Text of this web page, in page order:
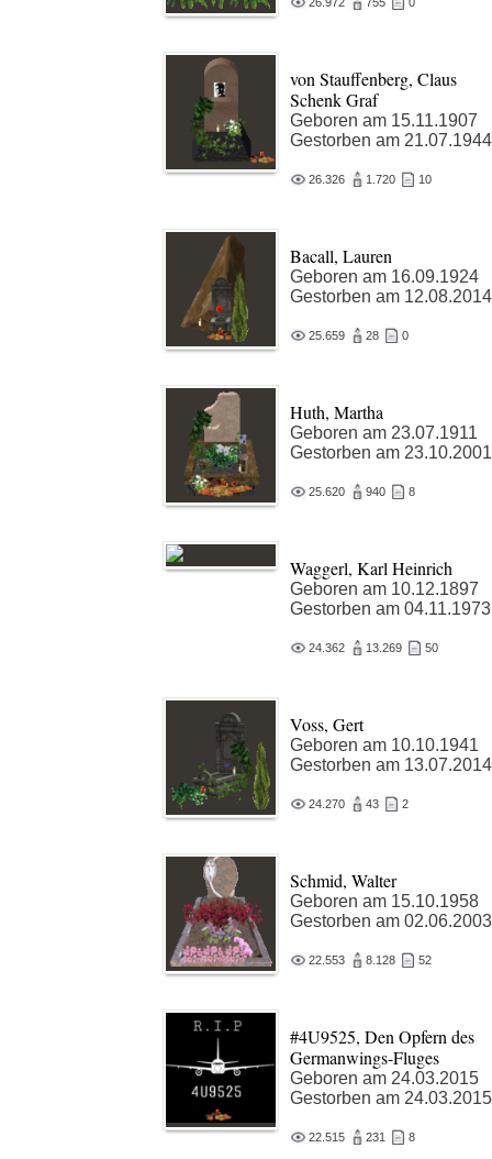
von Stauffenberg, Claus
Schenk Graf
Geboren am 15.11.1907
Gestorben am 21.07.1944
26.326 1.720 10
Bacall, Lauren
Geboren am 16.09.1924
Gestorben am 12.08.2014
25.659 28 0
Huth, Martha
Geboren am 23.07.1911
Gestorben am 23.10.2001
25.620 940 8
Waggerl, Karl Heinrich
Geboren am 10.12.1897
Gestorben am 04.11.1973
24.362 13.269 50
Voss, Gert
Geboren am 10.10.1941
Gestorben am 13.07.2014
24.270 43 2
Schmid, Walter
Geboren am 15.10.1958
Gestorben am 02.06.2003
22.553 8.128 52
#‎4U9525‬, Den Opfern des
Germanwings-Fluges
Geboren am 24.03.2015
Gestorben am 24.03.2015
22.515 231 8